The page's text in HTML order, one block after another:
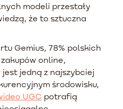
modeli przestały
że to sztuczna
Gemius, 78% polskich
online,
jedną z najszybciej
środowisku,
UGC potrafią